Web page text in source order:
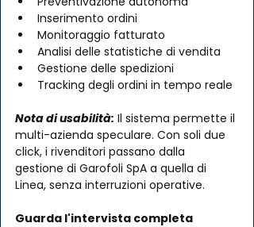
Inserimento ordini
Monitoraggio fatturato
Analisi delle statistiche di vendita
Gestione delle spedizioni
Tracking degli ordini in tempo reale
Nota di usabilità: Il sistema permette il
multi-azienda speculare. Con soli due
click, i rivenditori passano dalla
gestione di Garofoli SpA a quella di
Linea, senza interruzioni operative.
Guarda l'intervista completa